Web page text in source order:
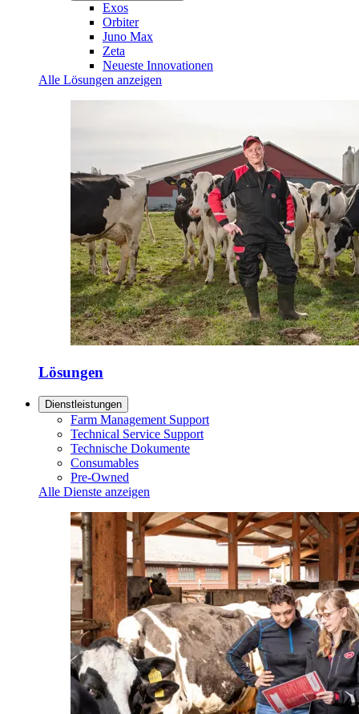
Exos
Orbiter
Juno Max
Zeta
Neueste Innovationen
Alle Lösungen anzeigen
Lösungen
Dienstleistungen
Farm Management Support
Technical Service Support
Technische Dokumente
Consumables
Pre-Owned
Alle Dienste anzeigen